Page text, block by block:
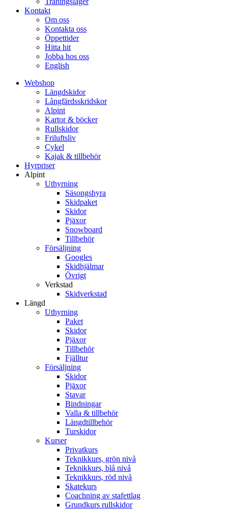
Kontakt
Om oss
Kontakta oss
Öppettider
Hitta hit
Jobba hos oss
English
Webshop
Längdskidor
Långfärdsskridskor
Alpint
Kartor & böcker
Rullskidor
Friluftsliv
Cykel
Kajak & tillbehör
Hyrpriser
Alpint
Uthyrning
Säsongshyra
Skidpaket
Skidor
Pjäxor
Snowboard
Tillbehör
Försäljning
Googles
Skidhjälmar
Övrigt
Verkstad
Skidverkstad
Längd
Uthyrning
Paket
Skidor
Pjäxor
Tillbehör
Fjälltur
Försäljning
Skidor
Pjäxor
Stavar
Bindningar
Valla & tillbehör
Längdtillbehör
Turskidor
Kurser
Privatkurs
Teknikkurs, grön nivå
Teknikkurs, blå nivå
Teknikkurs, röd nivå
Skatekurs
Coachning av stafettlag
Grundkurs rullskidor